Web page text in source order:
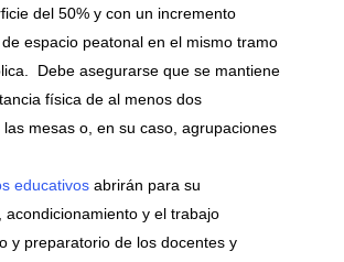
del 50% y con un incremento
espacio peatonal en el mismo tramo
Debe asegurarse que se mantiene
física de al menos dos
mesas o, en su caso, agrupaciones
educativosabrirán para su
acondicionamiento y el trabajo
y preparatorio de los docentes y